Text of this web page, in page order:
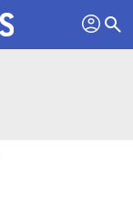
profil search